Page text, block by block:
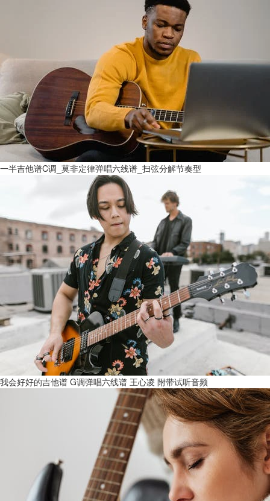
一半吉他谱C调_莫非定律弹唱六线谱_扫弦分解节奏型
我会好好的吉他谱 G调弹唱六线谱 王心凌 附带试听音频